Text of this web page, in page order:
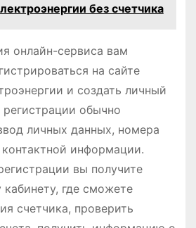
без счетчика
онлайн-сервиса вам
на сайте
и создать личный
обычно
личных данных, номера
информации.
вы получите
где сможете
счетчика, проверить